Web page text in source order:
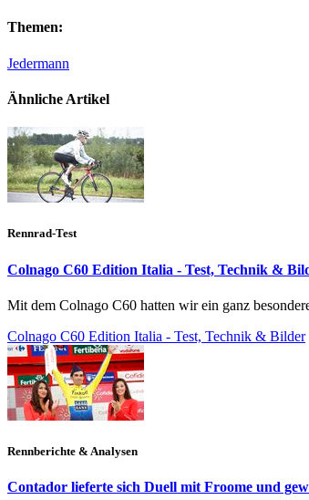
Themen:
Jedermann
Ähnliche Artikel
Rennrad-Test
Colnago C60 Edition Italia - Test, Technik &
Mit dem Colnago C60 hatten wir ein ganz
Colnago C60 Edition Italia - Test, Technik & Bilder
Rennberichte & Analysen
Contador lieferte sich Duell mit Froome und